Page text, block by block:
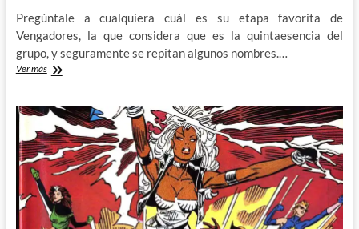
Pregúntale a cualquiera cuál es su etapa favorita de
Vengadores, la que considera que es la quintaesencia del
grupo, y seguramente se repitan algunos nombres.…
Ver másLa
del
emperador:
Un
coloso
llamado
Jim
Shooter
(XIII)